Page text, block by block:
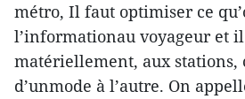
métro, Il faut optimiser ce
l’informationau voyageur et
matériellement, aux stations,
d’unmode à l’autre. On